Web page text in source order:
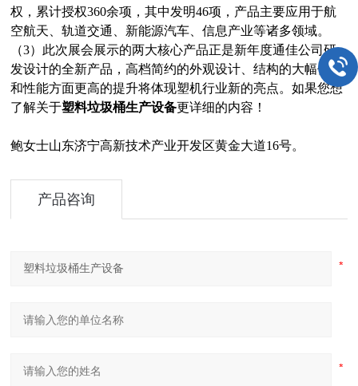
权，累计授权360余项，其中发明46项，产品主要应用于航
空航天、轨道交通、新能源汽车、信息产业等诸多领域。
（3）此次展会展示的两大核心产品正是新年度通佳公司研
发设计的全新产品，高档简约的外观设计、结构的大幅优化
和性能方面更高的提升将体现塑机行业新的亮点。如果您想
了解关于塑料垃圾桶生产设备更详细的内容！
鲍女士山东济宁高新技术产业开发区黄金大道16号。
产品咨询